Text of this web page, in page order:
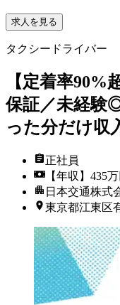
求人を見る
タクシードライバー
【定着率90%
保証／未経験
った分だけ収
正社員
【年収】435
日本交通株式
東京都江東区